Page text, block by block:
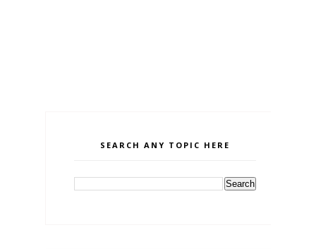
SEARCH ANY TOPIC HERE